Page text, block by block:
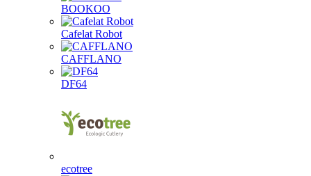
BOOKOO
Cafelat Robot
CAFFLANO
DF64
ecotree